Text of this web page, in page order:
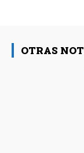
OTRAS